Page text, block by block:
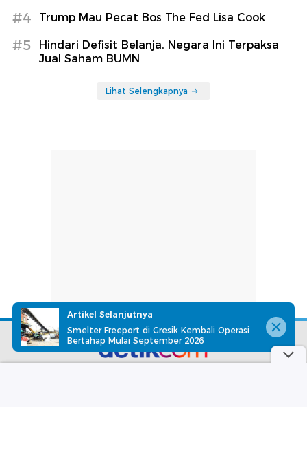
#4 Trump Mau Pecat Bos The Fed Lisa Cook
#5
Hindari Defisit Belanja, Negara Ini Terpaksa
Jual Saham BUMN
Lihat Selengkapnya
Artikel Selanjutnya
Smelter Freeport di Gresik Kembali Operasi
Bertahap Mulai September 2026